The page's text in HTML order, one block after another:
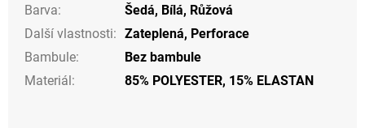
Barva: Šedá, Bílá, Růžová
Další vlastnosti: Zateplená, Perforace
Bambule:
Bez bambule
Materiál: 85% POLYESTER, 15% ELASTAN